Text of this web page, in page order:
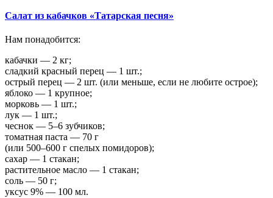
Салат из кабачков «Татарская песня»
Нам понадобится:
кабачки — 2 кг;
сладкий красный перец — 1 шт.;
острый перец — 2 шт. (или меньше, если не любите острое);
яблоко — 1 крупное;
морковь — 1 шт.;
лук — 1 шт.;
чеснок — 5–6 зубчиков;
томатная паста — 70 г
(или 500–600 г спелых помидоров);
сахар — 1 стакан;
растительное масло — 1 стакан;
соль — 50 г;
уксус 9% — 100 мл.